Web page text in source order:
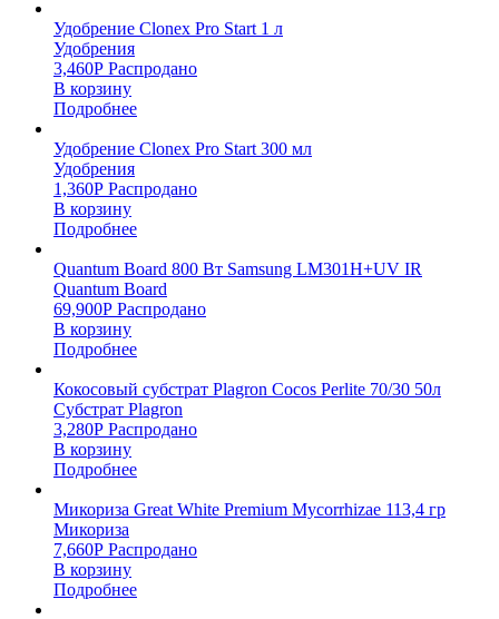
Удобрение Clonex Pro Start 1 л
Удобрения
3,460Р Распродано
В корзину
Подробнее
Удобрение Clonex Pro Start 300 мл
Удобрения
1,360Р Распродано
В корзину
Подробнее
Quantum Board 800 Вт Samsung LM301H+UV IR
Quantum Board
69,900Р Распродано
В корзину
Подробнее
Кокосовый субстрат Plagron Cocos Perlite 70/30 50л
Субстрат Plagron
3,280Р Распродано
В корзину
Подробнее
Микориза Great White Premium Mycorrhizae 113,4 гр
Микориза
7,660Р Распродано
В корзину
Подробнее